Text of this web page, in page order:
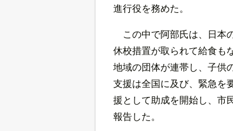
進行役を務めた。
この中で阿部氏は、日本
休校措置が取られて給食も
地域の団体が連帯し、子供
支援は全国に及び、緊急を
援として助成を開始し、市
報告した。